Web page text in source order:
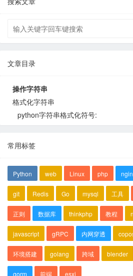
文章目录
操作字符串
格式化字符串
python字符串格式化符号:
常用标签
Python web Linux php
git Redis Go mysql 工具
正则 数据库 thinkphp 教程
javascript gRPC 内网穿透
环境搭建 golang 跨域 blender
gorm 前端 esxi